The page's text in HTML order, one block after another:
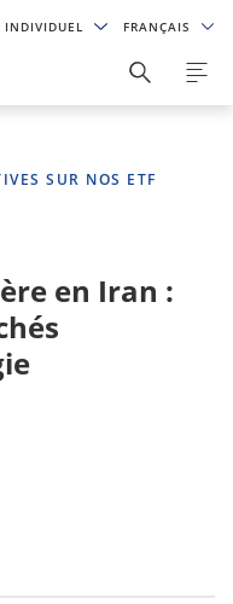
INDIVIDUEL FRANÇAIS
SUR NOS ETF
en Iran :